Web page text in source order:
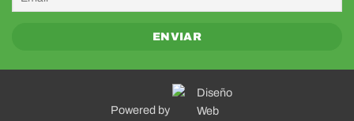
Powered by